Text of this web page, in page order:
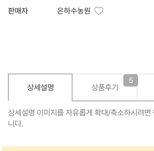
판매자 은하수농원
상세설명 상품후기
5
상세설명 이미지를 자유롭게 확대/축소하시려면
니다.